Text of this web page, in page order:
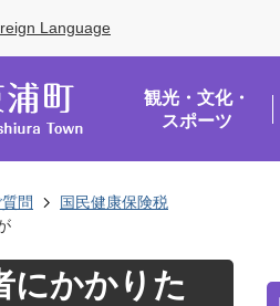
Language
観光・文化・
スポーツ
問
国民健康保険税
にかかりた